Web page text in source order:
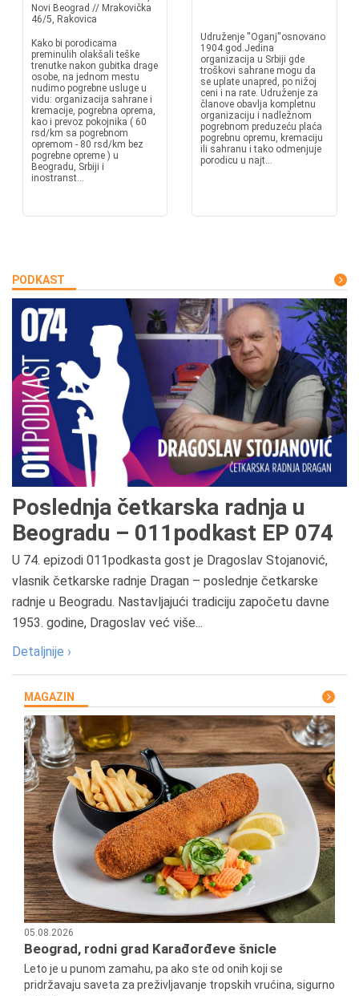
Novi Beograd // Mrakovička
46/5, Rakovica
Kako bi porodicama
preminulih olakšali teške
trenutke nakon gubitka drage
osobe, na jednom mestu
nudimo pogrebne usluge u
vidu: organizacija sahrane i
kremacije, pogrebna oprema,
kao i prevoz pokojnika ( 60
rsd/km sa pogrebnom
opremom - 80 rsd/km bez
pogrebne opreme ) u
Beogradu, Srbiji i
inostranst...
Udruženje ''Oganj''osnovano
1904.god.Jedina
organizacija u Srbiji gde
troškovi sahrane mogu da
se uplate unapred, po nižoj
ceni i na rate. Udruženje za
članove obavlja kompletnu
organizaciju i nadležnom
pogrebnom preduzeću plaća
pogrebnu opremu, kremaciju
ili sahranu i tako odmenjuje
porodicu u najt...
PODKAST
Poslednja četkarska radnja u
Beogradu – 011podkast EP 074
U 74. epizodi 011podkasta gost je Dragoslav Stojanović,
vlasnik četkarske radnje Dragan – poslednje četkarske
radnje u Beogradu. Nastavljajući tradiciju započetu davne
1953. godine, Dragoslav već više...
Detaljnije ›
MAGAZIN
05.08.2026
Beograd, rodni grad Karađorđeve šnicle
Leto je u punom zamahu, pa ako ste od onih koji se
pridržavaju saveta za preživljavanje tropskih vrućina, sigurno